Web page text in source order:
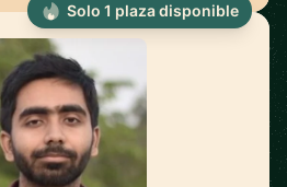
Solo 1 plaza disponible